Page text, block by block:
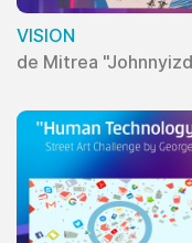
VISION